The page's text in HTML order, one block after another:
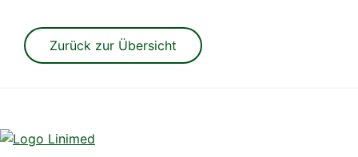
Zurück zur Übersicht